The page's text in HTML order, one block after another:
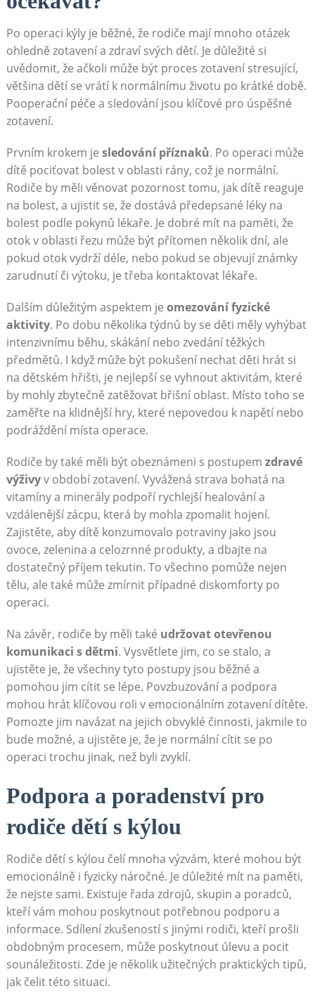
Po operaci kýly je běžné, že rodiče mají mnoho otázek
ohledně zotavení a zdraví svých dětí. Je důležité si
uvědomit, že ačkoli může být proces zotavení stresující,
většina dětí se vrátí k normálnímu životu po krátké době.
Pooperační péče a sledování jsou klíčové pro úspěšné
zotavení.
Prvním krokem je sledování příznaků. Po operaci může
dítě pociťovat bolest v oblasti rány, což je normální.
Rodiče by měli věnovat pozornost tomu, jak dítě reaguje
na bolest, a ujistit se, že dostává předepsané léky na
bolest podle pokynů lékaře. Je dobré mít na paměti, že
otok v oblasti řezu může být přítomen několik dní, ale
pokud otok vydrží déle, nebo pokud se objevují známky
zarudnutí či výtoku, je třeba kontaktovat lékaře.
Dalším důležitým aspektem je omezování fyzické
aktivity. Po dobu několika týdnů by se děti měly vyhýbat
intenzivnímu běhu, skákání nebo zvedání těžkých
předmětů. I když může být pokušení nechat děti hrát si
na dětském hřišti, je nejlepší se vyhnout aktivitám, které
by mohly zbytečně zatěžovat břišní oblast. Místo toho se
zaměřte na klidnější hry, které nepovedou k napětí nebo
podráždění místa operace.
Rodiče by také měli být obeznámeni s postupem zdravé
výživyv období zotavení. Vyvážená strava bohatá na
vitamíny a minerály podpoří rychlejší healování a
vzdálenější zácpu, která by mohla zpomalit hojení.
Zajistěte, aby dítě konzumovalo potraviny jako jsou
ovoce, zelenina a celozrnné produkty, a dbajte na
dostatečný příjem tekutin. To všechno pomůže nejen
tělu, ale také může zmírnit případné diskomforty po
operaci.
Na závěr, rodiče by měli také udržovat otevřenou
komunikaci s dětmi. Vysvětlete jim, co se stalo, a
ujistěte je, že všechny tyto postupy jsou běžné a
pomohou jim cítit se lépe. Povzbuzování a podpora
mohou hrát klíčovou roli v emocionálním zotavení dítěte.
Pomozte jim navázat na jejich obvyklé činnosti, jakmile to
bude možné, a ujistěte je, že je normální cítit se po
operaci trochu jinak, než byli zvyklí.
Podpora a poradenství pro
rodiče dětí s kýlou
Rodiče dětí s kýlou čelí mnoha výzvám, které mohou být
emocionálně i fyzicky náročné. Je důležité mít na paměti,
že nejste sami. Existuje řada zdrojů, skupin a poradců,
kteří vám mohou poskytnout potřebnou podporu a
informace. Sdílení zkušeností s jinými rodiči, kteří prošli
obdobným procesem, může poskytnout úlevu a pocit
sounáležitosti. Zde je několik užitečných praktických tipů,
jak čelit této situaci.